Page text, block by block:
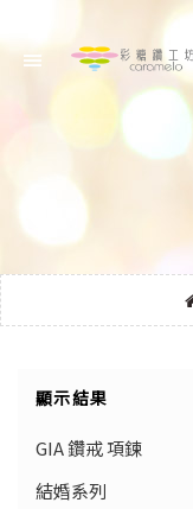
顯示結果
GIA 鑽戒 項鍊
結婚系列